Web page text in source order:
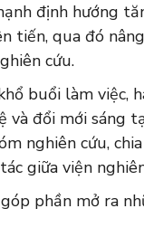
định hướng
tiến, qua đó
cứu.
buổi làm việc,
và đổi mới sáng
nghiên cứu,
giữa viện
phần mở ra